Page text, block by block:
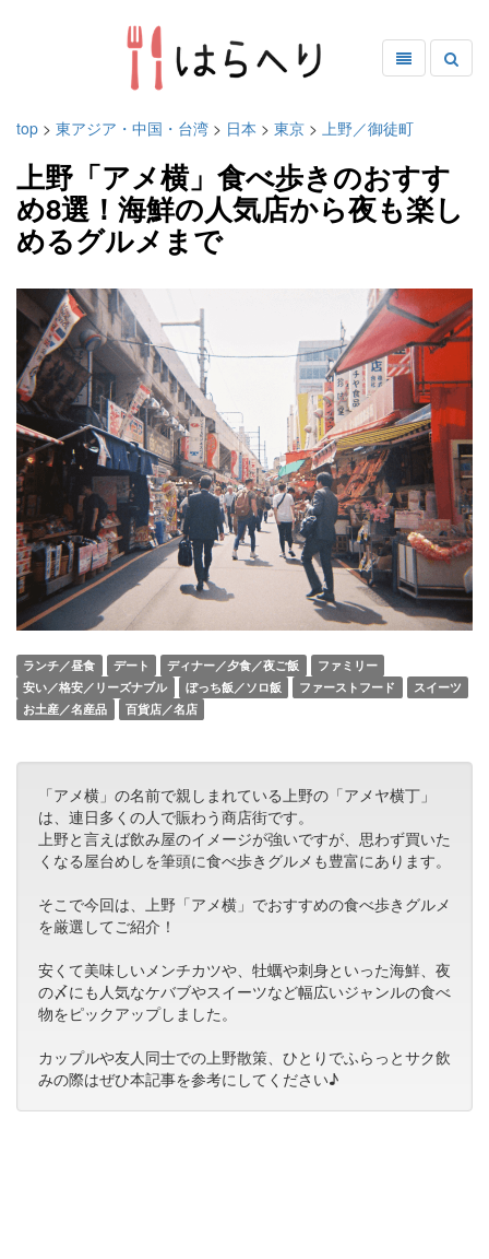
top > 東アジア・中国・台湾 > 日本 > 東京 > 上野／御徒町
上野「アメ横」食べ歩きのおすす
め8選！海鮮の人気店から夜も楽し
めるグルメまで
ランチ／昼食 デート ディナー／夕食／夜ご飯
ファミリー
安い／格安／リーズナブル
ぼっち飯／ソロ飯 ファーストフード
スイーツ
お土産／名産品
百貨店／名店
「アメ横」の名前で親しまれている上野の「アメヤ横丁」
は、連日多くの人で賑わう商店街です。
上野と言えば飲み屋のイメージが強いですが、思わず買いた
くなる屋台めしを筆頭に食べ歩きグルメも豊富にあります。
そこで今回は、上野「アメ横」でおすすめの食べ歩きグルメ
を厳選してご紹介！
安くて美味しいメンチカツや、牡蠣や刺身といった海鮮、夜
の〆にも人気なケバブやスイーツなど幅広いジャンルの食べ
物をピックアップしました。
カップルや友人同士での上野散策、ひとりでふらっとサク飲
みの際はぜひ本記事を参考にしてください♪